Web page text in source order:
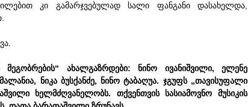
კი გამარჯვებულად სალი ფანგანი დასახელდა,
მეგობრების“ ახალგაზრდები: ნინო ივანიშვილი, ელენე
ნიკა ბუსქანძე, ნინო ტაბაღუა. ჯგუფს „თავისუფალი
ხელმძღვანელობს. თქვენთვის სასიამოვნო მუსიკის